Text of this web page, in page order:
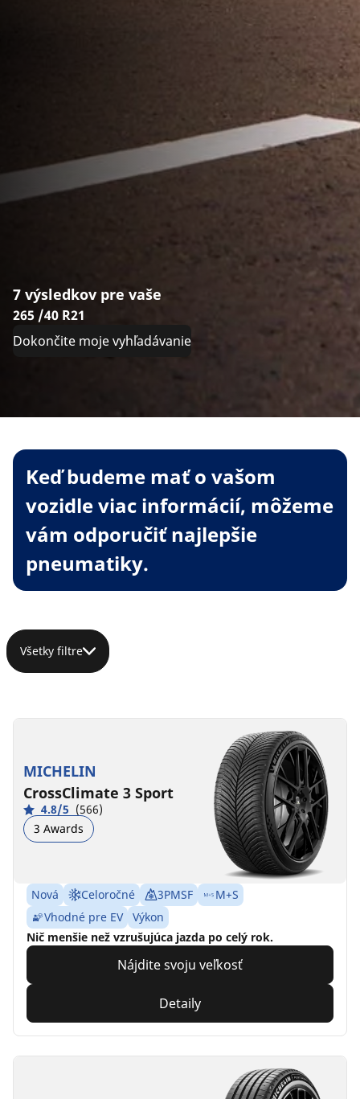
7 výsledkov pre vaše
265 /40 R21
Dokončite moje vyhľadávanie
Keď budeme mať o vašom
vozidle viac informácií, môžeme
vám odporučiť najlepšie
pneumatiky.
Všetky filtre
MICHELIN
CrossClimate 3 Sport
4.8/5 (566)
3 Awards
Nová Celoročné 3PMSF
M+S
Vhodné pre EV
Výkon
Nič menšie než vzrušujúca jazda po celý rok.
Nájdite svoju veľkosť
Detaily